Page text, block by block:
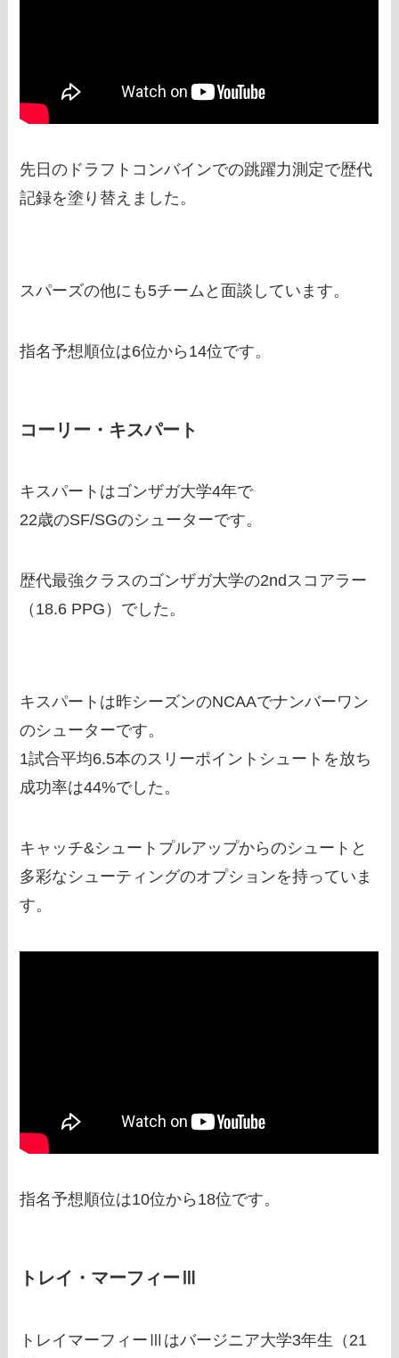
先日のドラフトコンバインでの跳躍力測定で歴代
記録を塗り替えました。
スパーズの他にも5チームと面談しています。
指名予想順位は6位から14位です。
コーリー・キスパート
キスパートはゴンザガ大学4年で
22歳のSF/SGのシューターです。
歴代最強クラスのゴンザガ大学の2ndスコアラー
（18.6 PPG）でした。
キスパートは昨シーズンのNCAAでナンバーワン
のシューターです。
1試合平均6.5本のスリーポイントシュートを放ち
成功率は44%でした。
キャッチ&シュートプルアップからのシュートと
多彩なシューティングのオプションを持っていま
す。
指名予想順位は10位から18位です。
トレイ・マーフィーⅢ
トレイマーフィーⅢはバージニア大学3年生（21